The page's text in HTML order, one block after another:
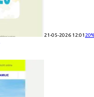
21-05-2026 12:01